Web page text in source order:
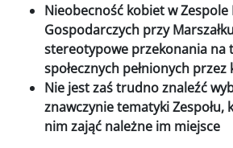
Nieobecność kobiet w
Gospodarczych przy
stereotypowe przekonania na
społecznych pełnionych
Nie jest zaś trudno znaleźć
znawczynie tematyki Zespołu,
nim zająć należne im miejsce